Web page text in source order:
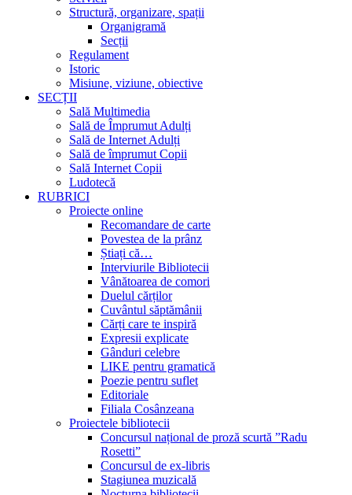
Structură, organizare, spații
Organigramă
Secții
Regulament
Istoric
Misiune, viziune, obiective
SECȚII
Sală Multimedia
Sală de Împrumut Adulți
Sală de Internet Adulți
Sală de împrumut Copii
Sală Internet Copii
Ludotecă
RUBRICI
Proiecte online
Recomandare de carte
Povestea de la prânz
Știați că…
Interviurile Bibliotecii
Vânătoarea de comori
Duelul cărților
Cuvântul săptămânii
Cărți care te inspiră
Expresii explicate
Gânduri celebre
LIKE pentru gramatică
Poezie pentru suflet
Editoriale
Filiala Cosânzeana
Proiectele bibliotecii
Concursul național de proză scurtă ”Radu
Rosetti”
Concursul de ex-libris
Stagiunea muzicală